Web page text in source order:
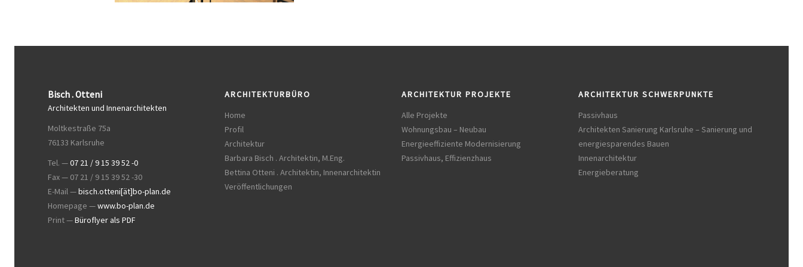
Bisch . Otteni
Architekten und Innenarchitekten
Moltkestraße 75a
76133 Karlsruhe
Tel. —07 21 / 9 15 39 52 -0
Fax — 07 21 / 9 15 39 52 -30
E-Mail —bisch.otteni[ät]bo-plan.de
Homepage —www.bo-plan.de
Print —Büroflyer als PDF
ARCHITEKTURBÜRO
Home
Profil
Architektur
Barbara Bisch . Architektin, M.Eng.
Bettina Otteni . Architektin, Innenarchitektin
Veröffentlichungen
ARCHITEKTUR PROJEKTE
Alle Projekte
Wohnungsbau – Neubau
Energieeffiziente Modernisierung
Passivhaus, Effizienzhaus
ARCHITEKTUR SCHWERPUNKTE
Passivhaus
Architekten Sanierung Karlsruhe – Sanierung und
energiesparendes Bauen
Innenarchitektur
Energieberatung